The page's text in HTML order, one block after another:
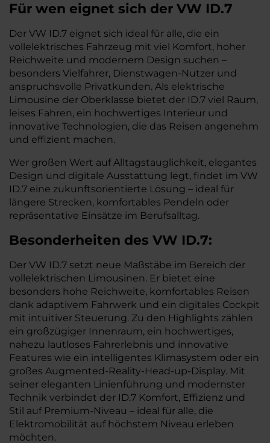
Für wen eignet sich der VW ID.7
Der VW ID.7 eignet sich ideal für alle, die ein
vollelektrisches Fahrzeug mit viel Komfort, hoher
Reichweite und modernem Design suchen –
besonders Vielfahrer, Dienstwagen-Nutzer und
anspruchsvolle Privatkunden. Als elektrische
Limousine der Oberklasse bietet der ID.7 viel Raum,
leises Fahren, ein hochwertiges Interieur und
innovative Technologien, die das Reisen angenehm
und effizient machen.
Wer großen Wert auf Alltagstauglichkeit, elegantes
Design und digitale Ausstattung legt, findet im VW
ID.7 eine zukunftsorientierte Lösung – ideal für
längere Strecken, komfortables Pendeln oder
repräsentative Einsätze im Berufsalltag.
Besonderheiten des VW ID.7:
Der VW ID.7 setzt neue Maßstäbe im Bereich der
vollelektrischen Limousinen. Er bietet eine
besonders hohe Reichweite, komfortables Reisen
dank adaptivem Fahrwerk und ein digitales Cockpit
mit intuitiver Steuerung. Zu den Highlights zählen
ein großzügiger Innenraum, ein hochwertiges,
nahezu lautloses Fahrerlebnis und innovative
Features wie ein intelligentes Klimasystem oder ein
großes Augmented-Reality-Head-up-Display. Mit
seiner eleganten Linienführung und modernster
Technik verbindet der ID.7 Komfort, Effizienz und
Stil auf Premium-Niveau – ideal für alle, die
Elektromobilität auf höchstem Niveau erleben
möchten.